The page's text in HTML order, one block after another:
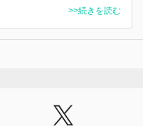
>>続きを読む